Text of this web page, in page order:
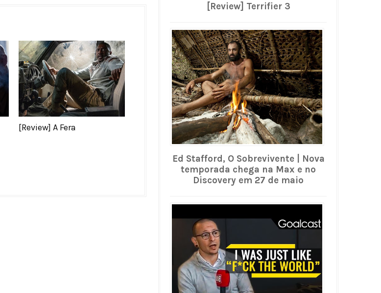
[Review] A Fera
[Review] Terrifier 3
Ed Stafford, O Sobrevivente | Nova
temporada chega na Max e no
Discovery em 27 de maio